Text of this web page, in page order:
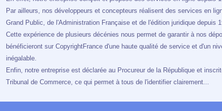
Par ailleurs, nos développeurs et concepteurs réalisent des services en
Grand Public, de l'Administration Française et de l'édition juridique depuis
Cette expérience de plusieurs décénies nous permet de garantir à nos
bénéficieront sur CopyrightFrance d'une haute qualité de service et d'un
inégalable.
Enfin, notre entreprise est déclarée au Procureur de la République et
Tribunal de Commerce, ce qui permet à tous de l'identifier clairement...